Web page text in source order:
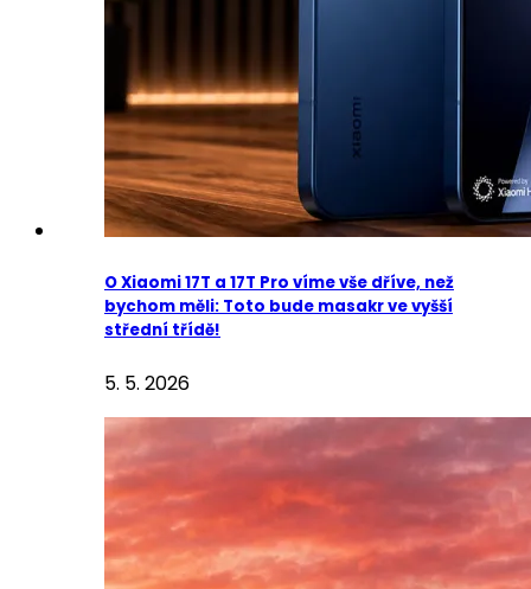
O Xiaomi 17T a 17T Pro víme vše dříve, než
bychom měli: Toto bude masakr ve vyšší
střední třídě!
5. 5. 2026